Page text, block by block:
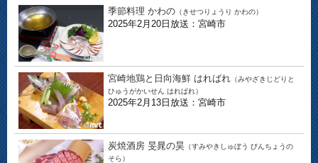
季節料理 かわの （きせつりょうり かわの）
2025年2月20日放送：宮崎市
宮崎地鶏と日向海鮮 はればれ （みやざきじどりと
ひゅうがかいせん はればれ）
2025年2月13日放送：宮崎市
炭焼酒房 旻晁の昊 （すみやきしゅぼう びんちょうの
そら）